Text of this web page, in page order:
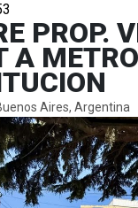
PROP.
A
Aires, Argentina